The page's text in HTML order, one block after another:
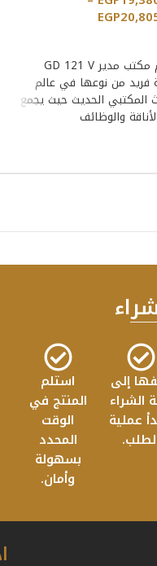
EGP
يقدم مكتب مدير GD 121 V
فريد من نوعها في عالم
المكتبي الحديث حيث يجمع
والوظائف
إلى
الشراء
عملية
استلم
المنتج في
الوقت
المحدد
بسهولة
وأمان.